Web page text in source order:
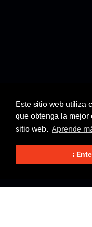
Este sitio web utiliza
que obtenga la mejor
sitio web. Aprende
¡